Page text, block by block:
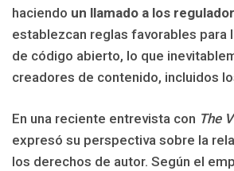
haciendo un llamado a los
establezcan reglas favorables para
de código abierto, lo que
creadores de contenido, incluidos
En una reciente entrevista con The
expresó su perspectiva sobre la
los derechos de autor. Según el